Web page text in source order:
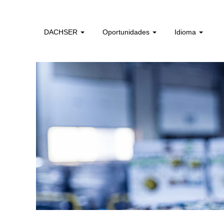
DACHSER Oportunidades Idioma